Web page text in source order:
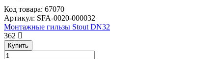
Код товара: 67070
Артикул: SFA-0020-000032
Монтажные гильзы Stout DN32
362
Купить